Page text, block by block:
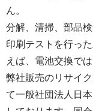
ん。
分解、清掃、部品
印刷テストを行っ
えば、電池交換で
弊社販売のリサイ
て一般社団法人日